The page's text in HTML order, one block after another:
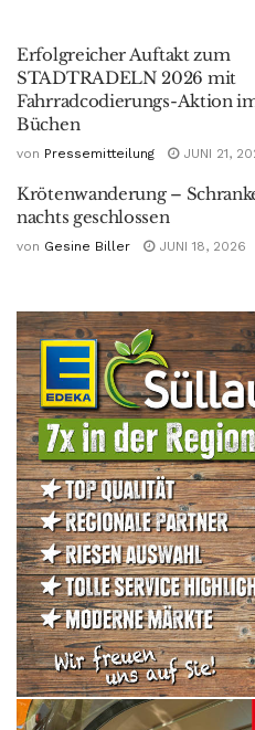
Erfolgreicher Auftakt zum
STADTRADELN 2026 mit
Fahrradcodierungs-Aktion
Büchen
von Pressemitteilung JUNI 21,
Krötenwanderung –
nachts geschlossen
von Gesine Biller JUNI 18, 2026